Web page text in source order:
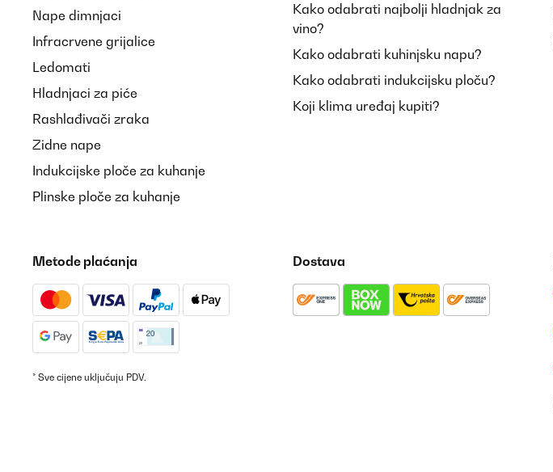
Nape dimnjaci
Infracrvene grijalice
Ledomati
Hladnjaci za piće
Rashlađivači zraka
Zidne nape
Indukcijske ploče za kuhanje
Plinske ploče za kuhanje
Kako odabrati najbolji hladnjak za
vino?
Kako odabrati kuhinjsku napu?
Kako odabrati indukcijsku ploču?
Koji klima uređaj kupiti?
Metode plaćanja
* Sve cijene uključuju PDV.
Dostava